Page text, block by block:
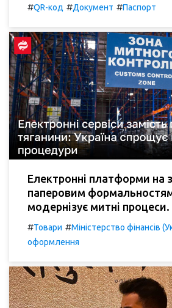
#QR-код #Документ #Паспорт
Електронні платформи на
паперовим
модернізує митні процеси.
#Товари #Міністерство фінансів
оформлення